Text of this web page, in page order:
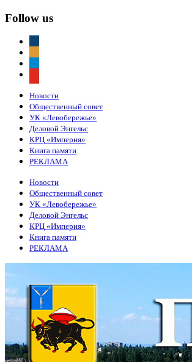
Follow us
Новости
Общественный совет
УК «Левобережье»
Деловой Энгельс
КРЦ «Империя»
Книга памяти
РЕКЛАМА
Новости
Общественный совет
УК «Левобережье»
Деловой Энгельс
КРЦ «Империя»
Книга памяти
РЕКЛАМА